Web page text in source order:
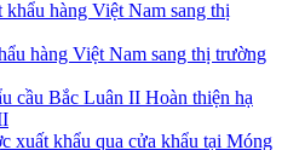
hàng Việt Nam sang thị trường
Hoàn thiện hạ